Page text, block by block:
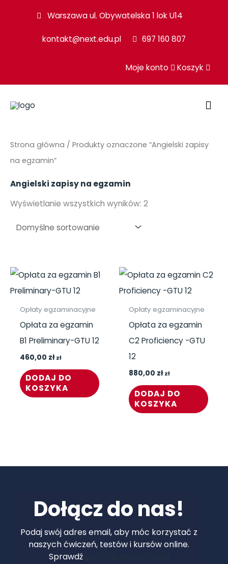
Warszawa ul. Obywatelska 1 lok U14
kontakt@next.edu.pl 697 160 807
Moje konto Koszyk
Strona główna / Produkty oznaczone “Angielski zapisy
na egzamin”
Angielski zapisy na egzamin
Wyświetlanie wszystkich wyników: 2
Opłaty egzaminacyjne
Opłata za egzamin
B1 Preliminary-GTU 12
460,00 zł zł
DODAJ DO
KOSZYKA
Opłaty egzaminacyjne
Opłata za egzamin
C2 Proficiency -GTU
12
880,00 zł zł
DODAJ DO
KOSZYKA
Dołącz do nas!
Podaj swój adres email, aby móc korzystać z
naszych ćwiczeń, testów i kursów online.
Sprawdź